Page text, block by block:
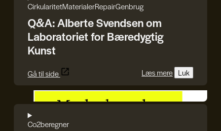
CirkularitetMaterialerRepairGenbrug
Q&A: Alberte Svendsen om
Laboratoriet for Bæredygtig
Kunst
Gå til side Læs mere Luk
Kulturens Analyseinstitut
Co2beregner